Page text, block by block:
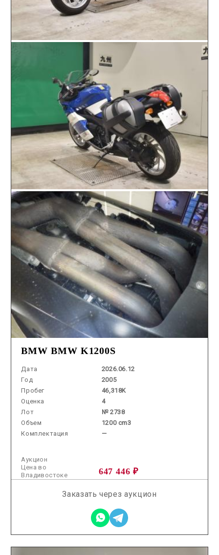
BMW BMW K1200S
Дата
2026.06.12
Год
2005
Пробег
46,318K
Оценка
4
Лот
№ 2738
Объем
1200 cm3
Комплектация
—
Аукцион
647 446 ₽
Цена во
Владивостоке
Заказать через аукцион